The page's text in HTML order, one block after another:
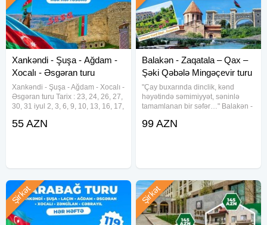
Xankəndi - Şuşa - Ağdam -
Xocalı - Əsgəran turu
Xankəndi - Şuşa - Ağdam - Xocalı -
Əsgəran turu Tarix : 23, 24, 26, 27,
30, 31 iyul 2, 3, 6, 9, 10, 13, 16, 17,
Qiymət: Ekonom paket: 55 azn.
55 AZN
Balakən - Zaqatala – Qax –
Şəki Qəbələ Mingəçevir turu
"Çay buxarında dinclik, kənd
həyətində səmimiyyət, səninlə
tamamlanan bir səfər…" Balakən -
Mingəçevir | 2 Günlük Daxili Tur 1
99 AZN
Şirkət Şirkət